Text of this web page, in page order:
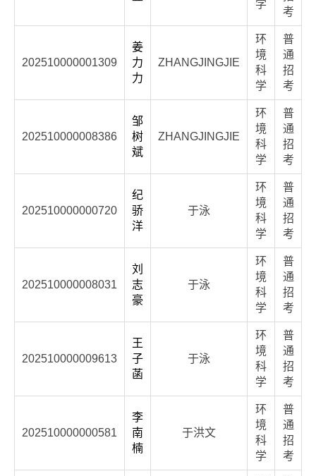
学
考
202510000001309
姜
力
力
ZHANGJINGJIE
环
境
科
学
普
通
招
考
202510000008386
邹
树
斌
ZHANGJINGJIE
环
境
科
学
普
通
招
考
202510000000720
纪
骄
洋
于泳
环
境
科
学
普
通
招
考
202510000008031
刘
志
豪
于泳
环
境
科
学
普
通
招
考
202510000009613
王
子
菡
于泳
环
境
科
学
普
通
招
考
202510000000581
李
南
楠
于洪文
环
境
科
学
普
通
招
考